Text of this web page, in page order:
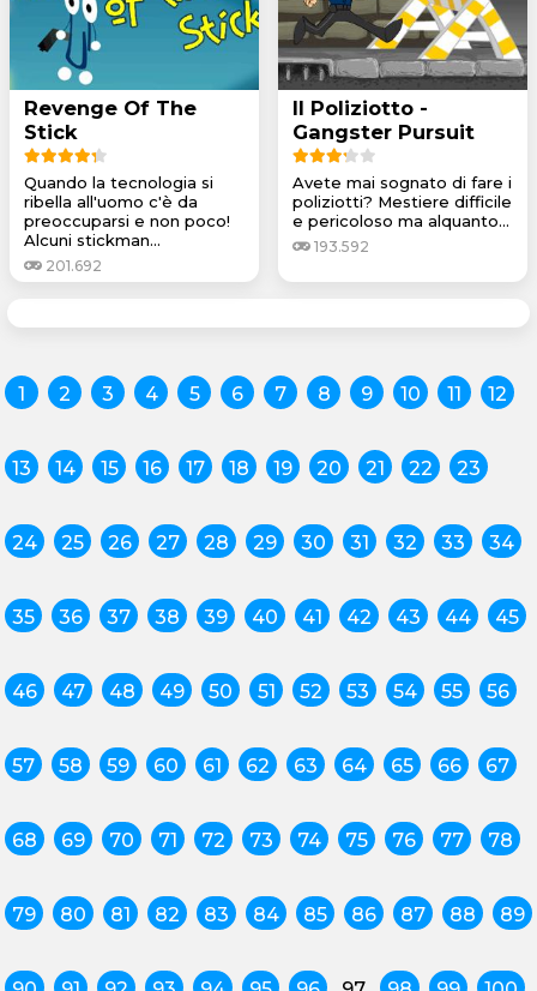
Revenge Of The
Stick
Quando la tecnologia si
ribella all'uomo c'è da
preoccuparsi e non poco!
Alcuni stickman...
201.692
Il Poliziotto -
Gangster Pursuit
Avete mai sognato di fare i
poliziotti? Mestiere difficile
e pericoloso ma alquanto...
193.592
1 2 3 4 5 6 7 8 9 10 11 12
13 14 15 16 17 18 19 20 21 22 23
24 25 26 27 28 29 30 31 32 33 34
35 36 37 38 39 40 41 42 43 44 45
46 47 48 49 50 51 52 53 54 55 56
57 58 59 60 61 62 63 64 65 66 67
68 69 70 71 72 73 74 75 76 77 78
79 80 81 82 83 84 85 86 87 88 89